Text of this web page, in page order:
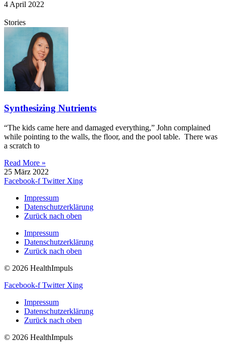
4 April 2022
Stories
Synthesizing Nutrients
“The kids came here and damaged everything,” John complained
while pointing to the walls, the floor, and the pool table. There was
a scratch to
Read More »
25 März 2022
Facebook-f Twitter Xing
Impressum
Datenschutzerklärung
Zurück nach oben
Impressum
Datenschutzerklärung
Zurück nach oben
© 2026 HealthImpuls
Facebook-f Twitter Xing
Impressum
Datenschutzerklärung
Zurück nach oben
© 2026 HealthImpuls